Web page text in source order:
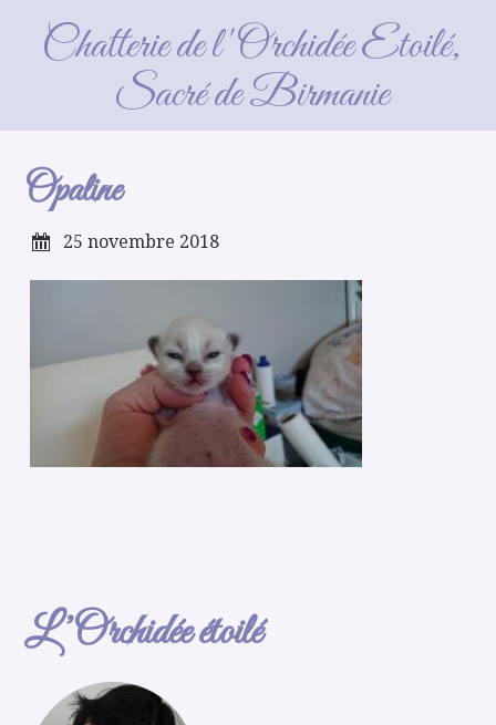
Chatterie de l'Orchidée Etoilé,
Sacré de Birmanie
Opaline
Opaline
25 novembre 2018
L’Orchidée étoilé